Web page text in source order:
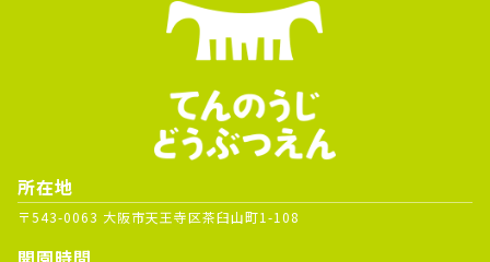
所在地
〒543-0063 大阪市天王寺区茶臼山町1-108